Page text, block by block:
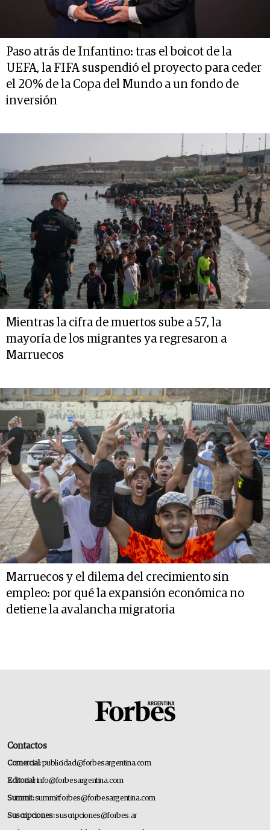
Paso atrás de Infantino: tras el boicot de la
UEFA, la FIFA suspendió el proyecto para ceder
el 20% de la Copa del Mundo a un fondo de
inversión
Mientras la cifra de muertos sube a 57, la
mayoría de los migrantes ya regresaron a
Marruecos
Marruecos y el dilema del crecimiento sin
empleo: por qué la expansión económica no
detiene la avalancha migratoria
Contactos
Comercial:publicidad@forbesargentina.com
Editorial:info@forbesargentina.com
Summit:summitforbes@forbesargentina.com
Suscripciones:suscripciones@forbes.ar